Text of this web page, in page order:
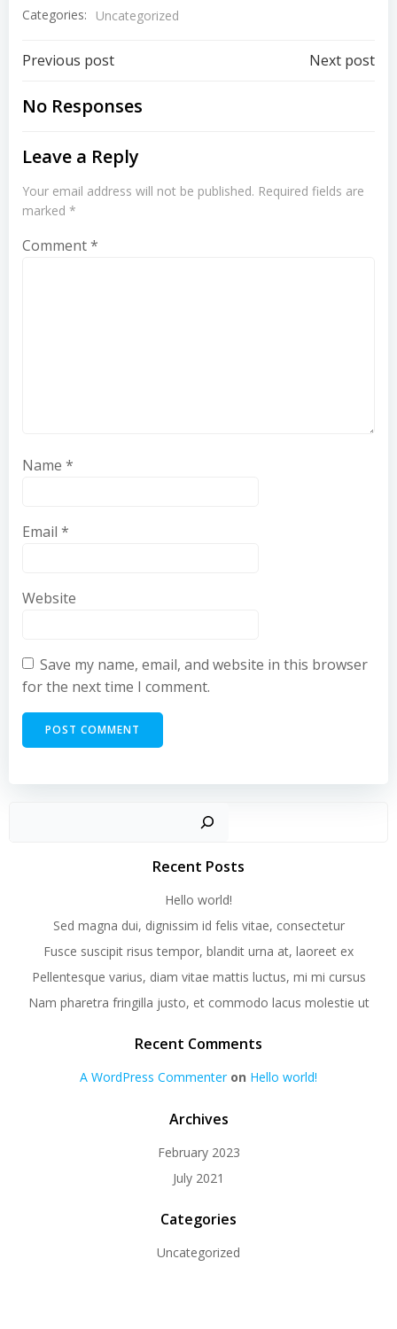
Categories: Uncategorized
Post
navigation
Previous post Next post
No Responses
Leave a Reply
Your email address will not be published. Required fields are
marked *
Comment*
Name *
Email *
Website
Save my name, email, and website in this browser
for the next time I comment.
Recent Posts
Hello world!
Sed magna dui, dignissim id felis vitae, consectetur
Fusce suscipit risus tempor, blandit urna at, laoreet ex
Pellentesque varius, diam vitae mattis luctus, mi mi cursus
Nam pharetra fringilla justo, et commodo lacus molestie ut
Recent Comments
A WordPress Commenteron Hello world!
Archives
February 2023
July 2021
Categories
Uncategorized